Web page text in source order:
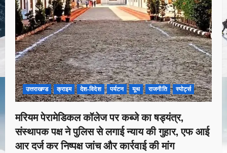
उत्तराखण्ड क्राइम देश-विदेश पर्यटन यूथ राजनीति स्पोर्ट्स
मरियम पेरामेडिकल कॉलेज पर कब्जे का षड्यंत्र,
संस्थापक पक्ष ने पुलिस से लगाई न्याय की गुहार, एफ आई
आर दर्ज कर निष्पक्ष जांच और कार्रवाई की मांग